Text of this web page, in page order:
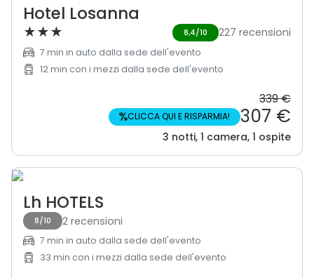
Hotel Losanna
★★★ 8,4/10 227 recensioni
7 min in auto dalla sede dell'evento
12 min con i mezzi dalla sede dell'evento
339 €
%CLICCA QUI E RISPARMIA! 307 €
3 notti, 1 camera, 1 ospite
Lh HOTELS
8/10 2 recensioni
7 min in auto dalla sede dell'evento
33 min con i mezzi dalla sede dell'evento